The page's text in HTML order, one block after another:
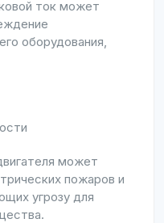
ток может
оборудования,
может
пожаров и
угрозу для